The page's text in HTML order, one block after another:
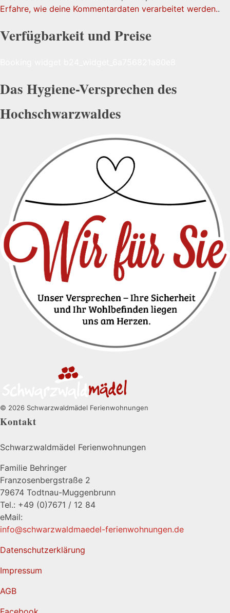
Erfahre, wie deine Kommentardaten verarbeitet werden..
Verfügbarkeit und Preise
Das Hygiene-Versprechen des
Hochschwarzwaldes
© 2026 Schwarzwaldmädel Ferienwohnungen
Kontakt
Schwarzwaldmädel Ferienwohnungen
Familie Behringer
Franzosenbergstraße 2
79674 Todtnau-Muggenbrunn
Tel.: +49 (0)7671 / 12 84
eMail:
info@schwarzwaldmaedel-ferienwohnungen.de
Datenschutzerklärung
Impressum
AGB